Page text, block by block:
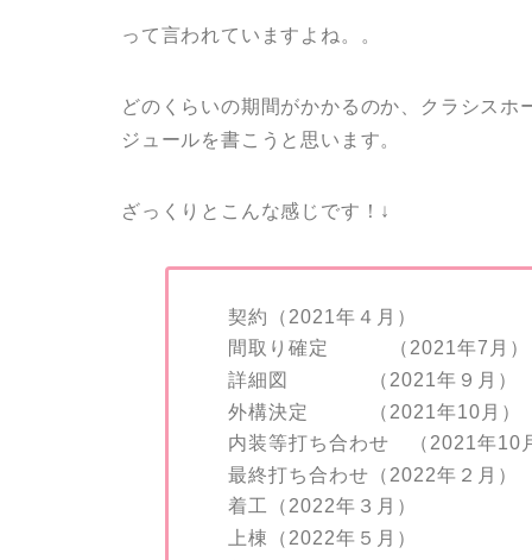
って言われていますよね。。
どのくらいの期間がかかるのか、クラシス
ジュールを書こうと思います。
ざっくりとこんな感じです！↓
契約（2021年４月）
間取り確定 （2021年7月）
詳細図 （2021年９月）
外構決定 （2021年10月）
内装等打ち合わせ （2021年10
最終打ち合わせ（2022年２月）
着工（2022年３月）
上棟（2022年５月）